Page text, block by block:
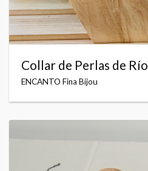
Collar de Perlas de Río
ENCANTO Fina Bijou